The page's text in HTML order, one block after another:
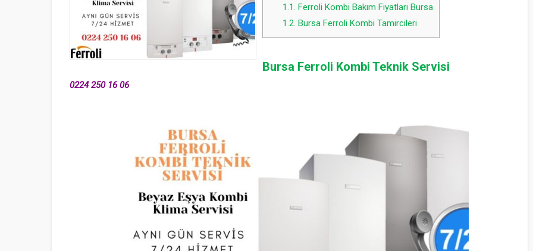
1.1. Ferroli Kombi Bakım Fiyatları Bursa
1.2. Bursa Ferroli Kombi Tamircileri
Bursa Ferroli Kombi Teknik Servisi
0224 250 16 06